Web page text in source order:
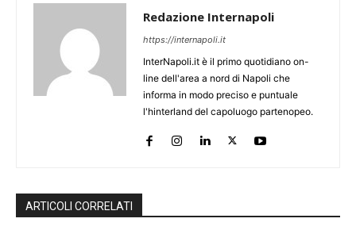
Redazione Internapoli
https://internapoli.it
InterNapoli.it è il primo quotidiano on-
line dell'area a nord di Napoli che
informa in modo preciso e puntuale
l'hinterland del capoluogo partenopeo.
ARTICOLI CORRELATI